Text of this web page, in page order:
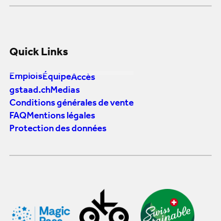
Quick Links
EmploisÉquipeAccès
gstaad.chMedias
Conditions générales de vente
FAQMentions légales
Protection des données